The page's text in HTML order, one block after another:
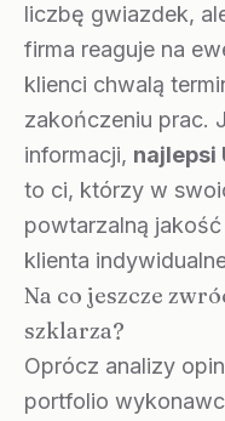
liczbę gwiazdek,
firma reaguje na
klienci chwalą
zakończeniu prac.
informacji, najlepsi
to ci, którzy w
powtarzalną
klienta
Na co jeszcze
szklarza?
Oprócz analizy
portfolio